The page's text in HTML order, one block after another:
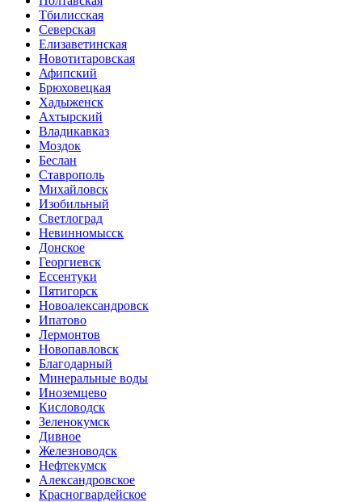
Тбилисская
Северская
Елизаветинская
Новотитаровская
Афипский
Брюховецкая
Хадыженск
Ахтырский
Владикавказ
Моздок
Беслан
Ставрополь
Михайловск
Изобильный
Светлоград
Невинномысск
Донское
Георгиевск
Ессентуки
Пятигорск
Новоалександровск
Ипатово
Лермонтов
Новопавловск
Благодарный
Минеральные воды
Иноземцево
Кисловодск
Зеленокумск
Дивное
Железноводск
Нефтекумск
Александровское
Красногвардейское